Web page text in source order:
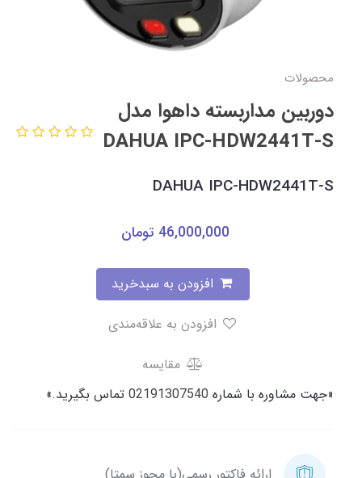
محصولات
دوربین مداربسته داهوا مدل
DAHUA IPC-HDW2441T-S
DAHUA IPC-HDW2441T-S
46,000,000 تومان
مقایسه
«جهت مشاوره با شماره 02191307540 تماس بگیرید.»